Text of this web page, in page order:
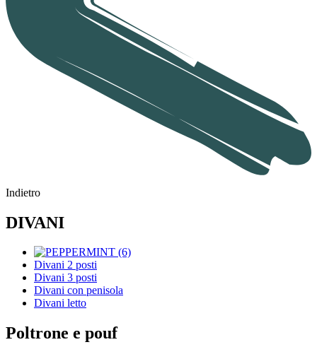
Indietro
DIVANI
Divani 2 posti
Divani 3 posti
Divani con penisola
Divani letto
Poltrone e pouf